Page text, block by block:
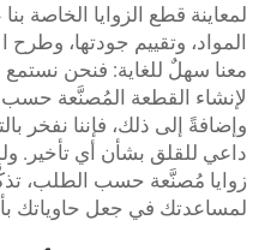
لمعاينة قطع الزوايا
المواد، وتقييم جودتها، وطرح
معنا سهلٌ للغاية: فنحن
لإنشاء القطعة المُصنَّعة حسب
وإضافةً إلى ذلك، فإننا نفخر
داعي للقلق بشأن أي تأخير.
زوايا مُصنَّعة حسب الطلب،
لمساعدتك في جعل حاوياتك